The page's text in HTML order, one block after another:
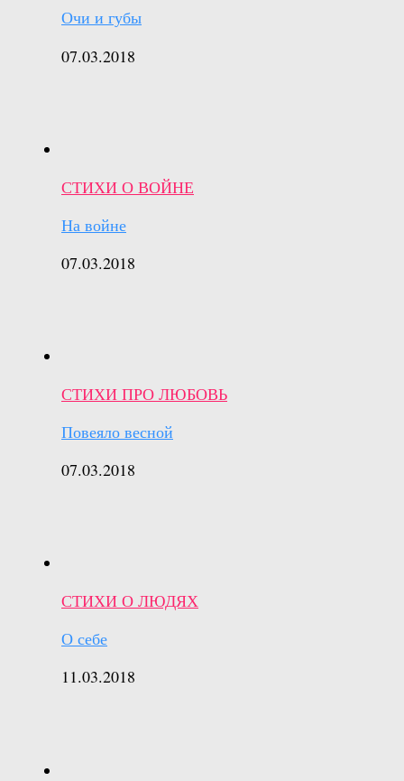
Очи и губы
07.03.2018
СТИХИ О ВОЙНЕ
На войне
07.03.2018
СТИХИ ПРО ЛЮБОВЬ
Повеяло весной
07.03.2018
СТИХИ О ЛЮДЯХ
О себе
11.03.2018